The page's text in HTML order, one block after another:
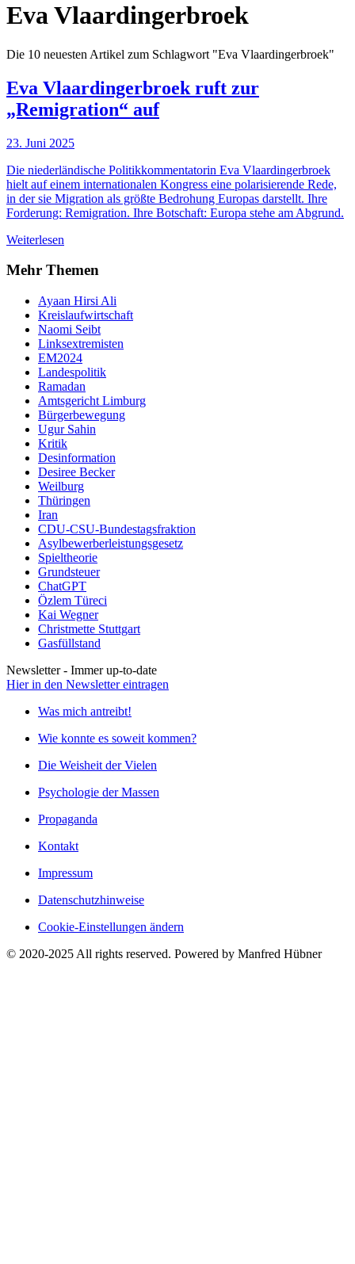
Eva Vlaardingerbroek
Die 10 neuesten Artikel zum Schlagwort "Eva Vlaardingerbroek"
Eva Vlaardingerbroek ruft zur
„Remigration“ auf
23. Juni 2025
Die niederländische Politikkommentatorin Eva Vlaardingerbroek
hielt auf einem internationalen Kongress eine polarisierende Rede,
in der sie Migration als größte Bedrohung Europas darstellt. Ihre
Forderung: Remigration. Ihre Botschaft: Europa stehe am Abgrund.
Weiterlesen
Mehr Themen
Ayaan Hirsi Ali
Kreislaufwirtschaft
Naomi Seibt
Linksextremisten
EM2024
Landespolitik
Ramadan
Amtsgericht Limburg
Bürgerbewegung
Ugur Sahin
Kritik
Desinformation
Desiree Becker
Weilburg
Thüringen
Iran
CDU-CSU-Bundestagsfraktion
Asylbewerberleistungsgesetz
Spieltheorie
Grundsteuer
ChatGPT
Özlem Türeci
Kai Wegner
Christmette Stuttgart
Gasfüllstand
Newsletter - Immer up-to-date
Hier in den Newsletter eintragen
Was mich antreibt!
Wie konnte es soweit kommen?
Die Weisheit der Vielen
Psychologie der Massen
Propaganda
Kontakt
Impressum
Datenschutzhinweise
Cookie-Einstellungen ändern
© 2020-2025 All rights reserved. Powered by Manfred Hübner